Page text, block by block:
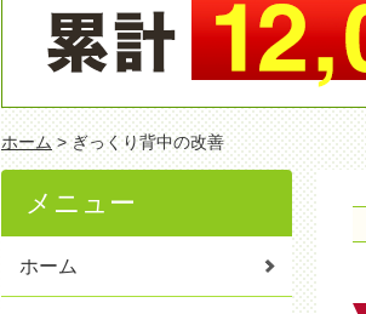
ホーム> ぎっくり背中の改善
メニュー
ホーム